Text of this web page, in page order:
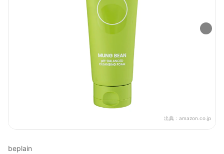
出典： amazon.co.jp
beplain